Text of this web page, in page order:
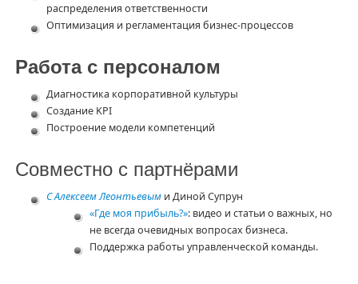
распределения ответственности
Оптимизация и регламентация бизнес-процессов
Работа с персоналом
Диагностика корпоративной культуры
Создание KPI
Построение модели компетенций
Совместно с партнёрами
С Алексеем Леонтьевыми Диной Супрун
«Где моя прибыль?»: видео и статьи о важных, но
не всегда очевидных вопросах бизнеса.
Поддержка работы управленческой команды.